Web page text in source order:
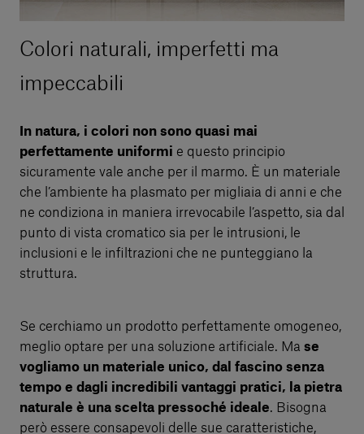
Colori naturali, imperfetti ma
impeccabili
In natura, i colori non sono quasi mai
perfettamente uniformi e questo principio
sicuramente vale anche per il marmo. È un materiale
che l’ambiente ha plasmato per migliaia di anni e che
ne condiziona in maniera irrevocabile l’aspetto, sia dal
punto di vista cromatico sia per le intrusioni, le
inclusioni e le infiltrazioni che ne punteggiano la
struttura.
Se cerchiamo un prodotto perfettamente omogeneo,
meglio optare per una soluzione artificiale. Ma se
vogliamo un materiale unico, dal fascino senza
tempo e dagli incredibili vantaggi pratici, la pietra
naturale è una scelta pressoché ideale. Bisogna
però essere consapevoli delle sue caratteristiche,